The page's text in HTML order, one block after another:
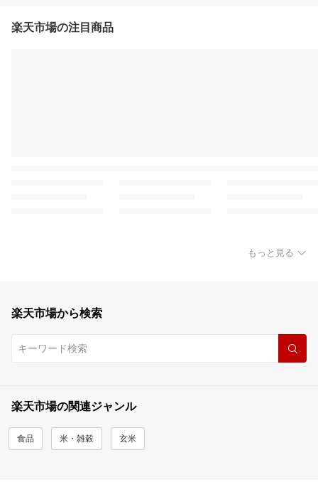
楽天市場の注目商品
もっと見る
楽天市場から検索
楽天市場の関連ジャンル
食品 米・雑穀 玄米